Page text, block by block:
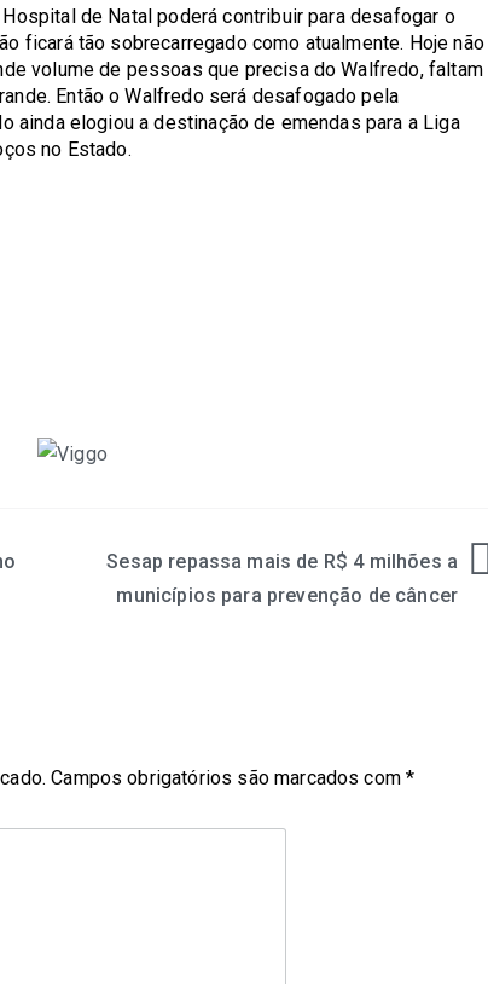
de Natal poderá contribuir para desafogar o
ficará tão sobrecarregado como atualmente. Hoje não
volume de pessoas que precisa do Walfredo, faltam
Então o Walfredo será desafogado pela
ainda elogiou a destinação de emendas para a Liga
no Estado.
Sesap repassa mais de R$ 4 milhões a
municípios para prevenção de câncer
Campos obrigatórios são marcados com*